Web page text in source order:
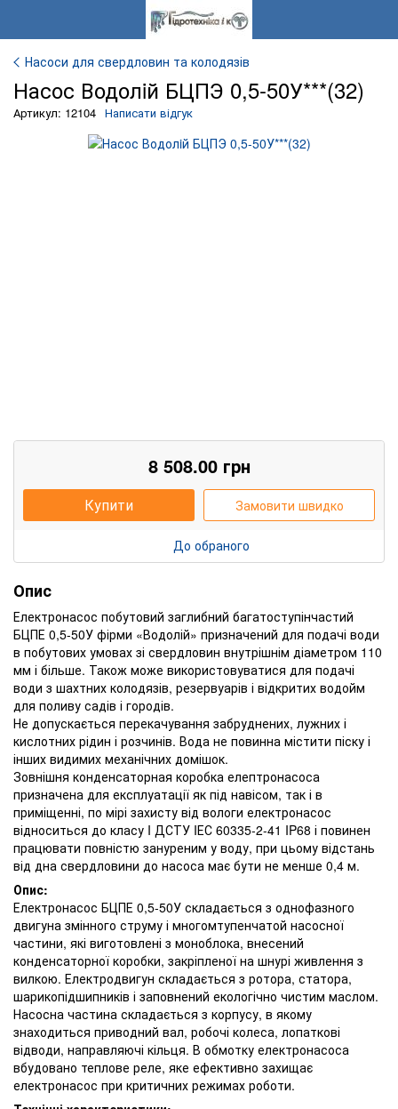
Насоси для свердловин та колодязів
Насос Водолiй БЦПЭ 0,5-50У***(32)
Артикул: 12104 Написати відгук
8 508.00грн
Купити Замовити швидко
До обраного
Опис
Електронасос побутовий заглибний багатоступінчастий
БЦПЕ 0,5-50У фірми «Водолій» призначений для подачі води
в побутових умовах зі свердловин внутрішнім діаметром 110
мм і більше. Також може використовуватися для подачі
води з шахтних колодязів, резервуарів і відкритих водойм
для поливу садів і городів.
Не допускається перекачування забруднених, лужних і
кислотних рідин і розчинів. Вода не повинна містити піску і
інших видимих ​​механічних домішок.
Зовнішня конденсаторная коробка елептронасоса
призначена для експлуатації як під навісом, так і в
приміщенні, по мірі захисту від вологи електронасос
відноситься до класу I ДСТУ IЕС 60335-2-41 IP68 і повинен
працювати повністю зануреним у воду, при цьому відстань
від дна свердловини до насоса має бути не менше 0,4 м.
Опис:
Електронасос БЦПЕ 0,5-50У складається з однофазного
двигуна змінного струму і многомтупенчатой ​​насосної
частини, які виготовлені з моноблока, внесений
конденсаторної коробки, закріпленої на шнурі живлення з
вилкою. Електродвигун складається з ротора, статора,
шарикопідшипників і заповнений екологічно чистим маслом.
Насосна частина складається з корпусу, в якому
знаходиться приводний вал, робочі колеса, лопаткові
відводи, направляючі кільця. В обмотку електронасоса
вбудовано теплове реле, яке ефективно захищає
електронасос при критичних режимах роботи.